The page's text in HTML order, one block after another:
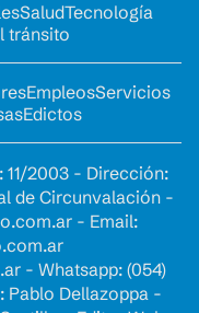
SaludTecnología
tránsito
EmpleosServicios
Edictos
11/2003 - Dirección:
de Circunvalación -
- Email:
- Whatsapp: (054)
Pablo Dellazoppa -